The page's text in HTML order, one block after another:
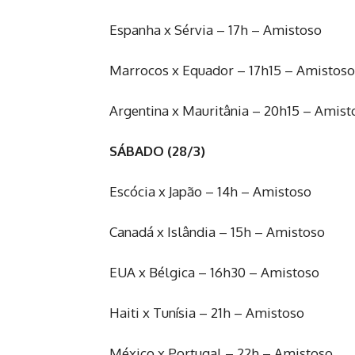
Espanha x Sérvia – 17h – Amistoso
Marrocos x Equador – 17h15 – Amistoso
Argentina x Mauritânia – 20h15 –
SÁBADO (28/3)
Escócia x Japão – 14h – Amistoso
Canadá x Islândia – 15h – Amistoso
EUA x Bélgica – 16h30 – Amistoso
Haiti x Tunísia – 21h – Amistoso